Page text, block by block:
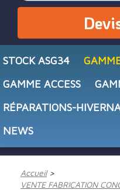
STOCK ASG34
GAMME ACCESS
RÉPARATIONS-
NEWS
Accueil
VENTE FABRICATION